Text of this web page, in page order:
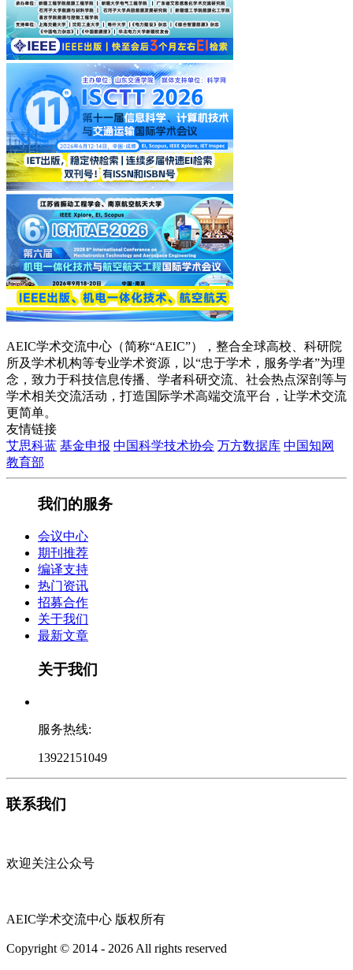
AEIC学术交流中心（简称“AEIC”），整合全球高校、科研院
所及学术机构等专业学术资源，以“忠于学术，服务学者”为理
念，致力于科技信息传播、学者科研交流、社会热点深剖等与
学术相关交流活动，打造国际学术高端交流平台，让学术交流
更简单。
友情链接
艾思科蓝 基金申报 中国科学技术协会 万方数据库 中国知网
教育部
我们的服务
会议中心
期刊推荐
编译支持
热门资讯
招募合作
关于我们
最新文章
关于我们
服务热线:
13922151049
联系我们
欢迎关注公众号
AEIC学术交流中心 版权所有
Copyright © 2014 - 2026 All rights reserved